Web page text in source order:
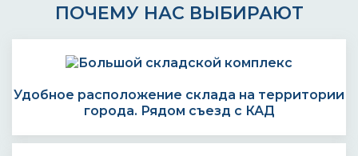
ПОЧЕМУ НАС ВЫБИРАЮТ
Удобное расположение склада на территории
города. Рядом съезд с КАД